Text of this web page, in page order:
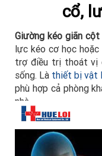
cổ,
Giường kéo giãn cột
lực kéo cơ học
trợ điều trị thoát vị
sống. Là thiết bị vật
phù hợp cả phòng
nhà.